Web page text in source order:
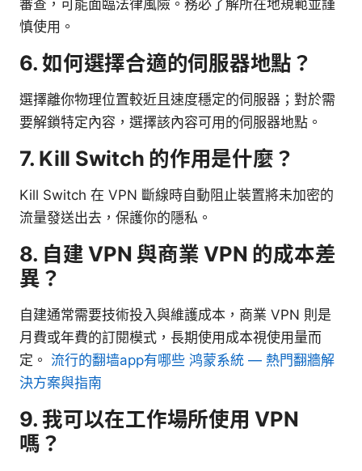
審查，可能面臨法律風險。務必了解所在地規範並謹
慎使用。
6. 如何選擇合適的伺服器地點？
選擇離你物理位置較近且速度穩定的伺服器；對於需
要解鎖特定內容，選擇該內容可用的伺服器地點。
7. Kill Switch 的作用是什麼？
Kill Switch 在 VPN 斷線時自動阻止裝置將未加密的
流量發送出去，保護你的隱私。
8. 自建 VPN 與商業 VPN 的成本差
異？
自建通常需要技術投入與維護成本，商業 VPN 則是
月費或年費的訂閱模式，長期使用成本視使用量而
定。 流行的翻墙app有哪些 鸿蒙系統 — 熱門翻牆解
決方案與指南
9. 我可以在工作場所使用 VPN
嗎？